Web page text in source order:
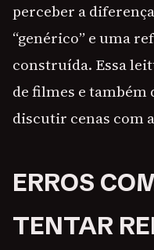
perceber a
“genérico” e uma
construída. Essa
de filmes e
discutir cenas com
ERROS
TENTAR